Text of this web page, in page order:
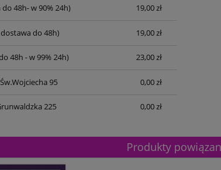
48h- w 90% 24h) 19,00 zł
do 48h) 19,00 zł
48h - w 99% 24h) 23,00 zł
95 0,00 zł
225 0,00 zł
Produkty